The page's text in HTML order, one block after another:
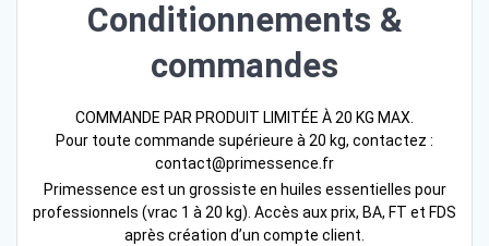
Conditionnements &
commandes
COMMANDE PAR PRODUIT LIMITÉE À 20 KG MAX.
Pour toute commande supérieure à 20 kg, contactez :
contact@primessence.fr
Primessence est un grossiste en huiles essentielles pour
professionnels (vrac 1 à 20 kg). Accès aux prix, BA, FT et FDS
après création d’un compte client.